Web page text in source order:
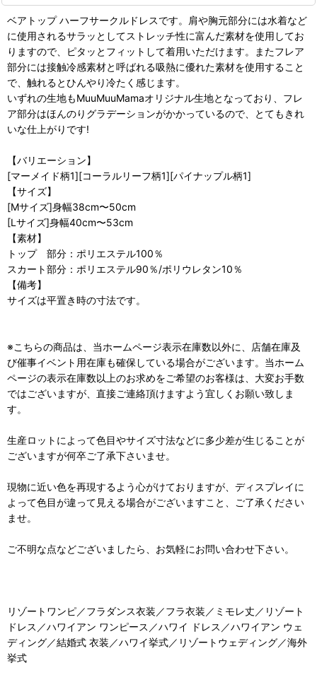
ベアトップ ハーフサークルドレスです。肩や胸元部分には水着など
に使用されるサラッとしてストレッチ性に富んだ素材を使用してお
りますので、ピタッとフィットして着用いただけます。またフレア
部分には接触冷感素材と呼ばれる吸熱に優れた素材を使用すること
で、触れるとひんやり冷たく感じます。
いずれの生地もMuuMuuMamaオリジナル生地となっており、フレ
ア部分はほんのりグラデーションがかかっているので、とてもきれ
いな仕上がりです!
【バリエーション】
[マーメイド柄1][コーラルリーフ柄1][パイナップル柄1]
【サイズ】
[Mサイズ]身幅38cm〜50cm
[Lサイズ]身幅40cm〜53cm
【素材】
トップ 部分：ポリエステル100％
スカート部分：ポリエステル90％/ポリウレタン10％
【備考】
サイズは平置き時の寸法です。
※こちらの商品は、当ホームページ表示在庫数以外に、店舗在庫及
び催事イベント用在庫も確保している場合がございます。当ホーム
ページの表示在庫数以上のお求めをご希望のお客様は、大変お手数
ではございますが、直接ご連絡頂けますよう宜しくお願い致しま
す。
生産ロットによって色目やサイズ寸法などに多少差が生じることが
ございますが何卒ご了承下さいませ。
現物に近い色を再現するよう心がけておりますが、ディスプレイに
よって色目が違って見える場合がございますこと、ご了承ください
ませ。
ご不明な点などございましたら、お気軽にお問い合わせ下さい。
リゾートワンピ／フラダンス衣装／フラ衣装／ミモレ丈／リゾート
ドレス／ハワイアン ワンピース／ハワイ ドレス／ハワイアン ウェ
ディング／結婚式 衣装／ハワイ挙式／リゾートウェディング／海外
挙式